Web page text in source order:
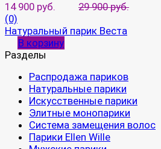
14 900 руб.
29 900 руб.
(0)
Натуральный парик Веста
В корзину
Разделы
Распродажа париков
Натуральные парики
Искусственные парики
Элитные монопарики
Система замещения волос
Парики Ellen Wille